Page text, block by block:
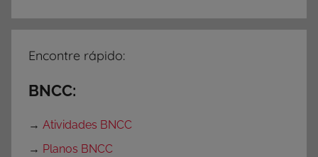
Encontre rápido:
BNCC:
→ Atividades BNCC
→ Planos BNCC